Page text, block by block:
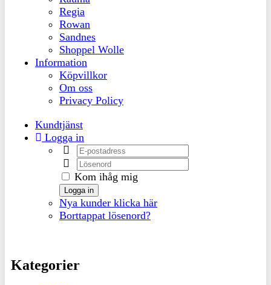
Regia
Rowan
Sandnes
Shoppel Wolle
Information
Köpvillkor
Om oss
Privacy Policy
Kundtjänst
Logga in
Kom ihåg mig
Logga in
Nya kunder klicka här
Borttappat lösenord?
Kategorier